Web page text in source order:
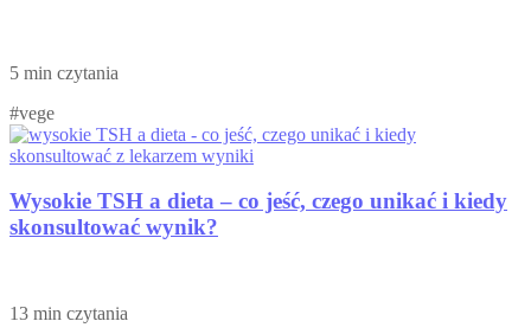
5 min czytania
#vege
Wysokie TSH a dieta – co jeść, czego unikać i kiedy
skonsultować wynik?
13 min czytania